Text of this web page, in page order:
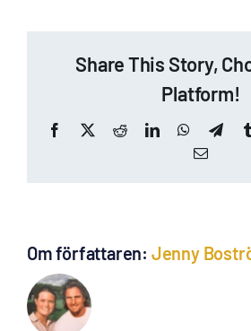
Share This Story,
Platform!
Facebook
X RedditLinkedIn
E-
Om författaren: Jenny